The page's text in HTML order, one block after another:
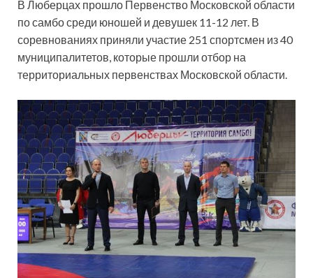
В Люберцах прошло Первенство Московской области
по самбо среди юношей и девушек 11-12 лет. В
соревнованиях приняли участие 251 спортсмен из 40
муниципалитетов, которые прошли отбор на
территориальных первенствах Московской области.